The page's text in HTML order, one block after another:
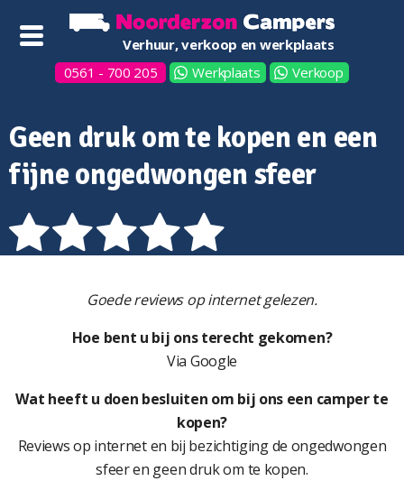
Verhuur, verkoop en werkplaats
0561 - 700 205
Werkplaats Verkoop
Geen druk om te kopen en een
fijne ongedwongen sfeer
Goede reviews op internet gelezen.
Hoe bent u bij ons terecht gekomen?
Via Google
Wat heeft u doen besluiten om bij ons een camper te
kopen?
Reviews op internet en bij bezichtiging de ongedwongen
sfeer en geen druk om te kopen.